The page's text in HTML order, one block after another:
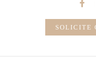
SOLICITE